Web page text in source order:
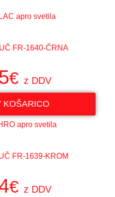
FR-1640-ČRNA
€ z DDV
KOŠARICO
FR-1639-KROM
€ z DDV